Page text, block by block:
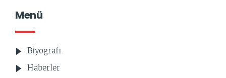
Menü
Biyografi
Haberler